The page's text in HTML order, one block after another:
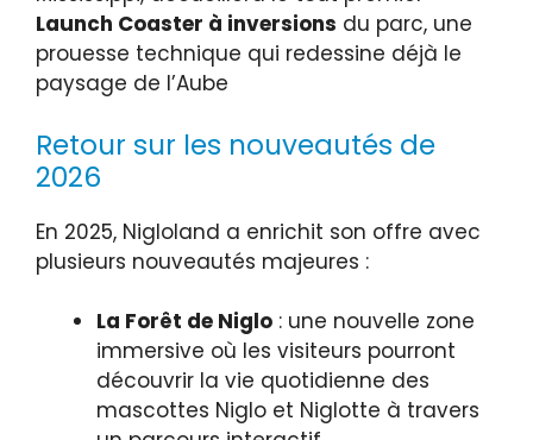
Launch Coaster à inversions du parc, une
prouesse technique qui redessine déjà le
paysage de l’Aube
Retour sur les nouveautés de
2026
En 2025, Nigloland a enrichit son offre avec
plusieurs nouveautés majeures :
La Forêt de Niglo : une nouvelle zone
immersive où les visiteurs pourront
découvrir la vie quotidienne des
mascottes Niglo et Niglotte à travers